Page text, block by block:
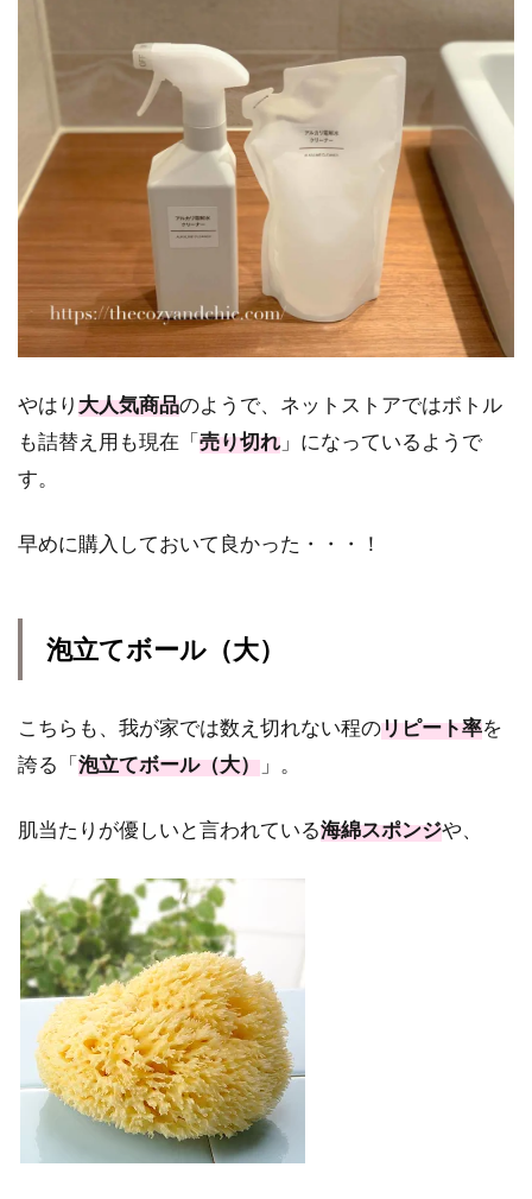
やはり大人気商品のようで、ネットストアではボトル
も詰替え用も現在「売り切れ 」になっているようで
す。
早めに購入しておいて良かった・・・！
泡立てボール（大）
こちらも、我が家では数え切れない程のリピート率を
誇る「泡立てボール（大） 」。
肌当たりが優しいと言われている海綿スポンジや、